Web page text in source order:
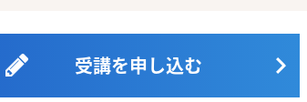
受講を申し込む